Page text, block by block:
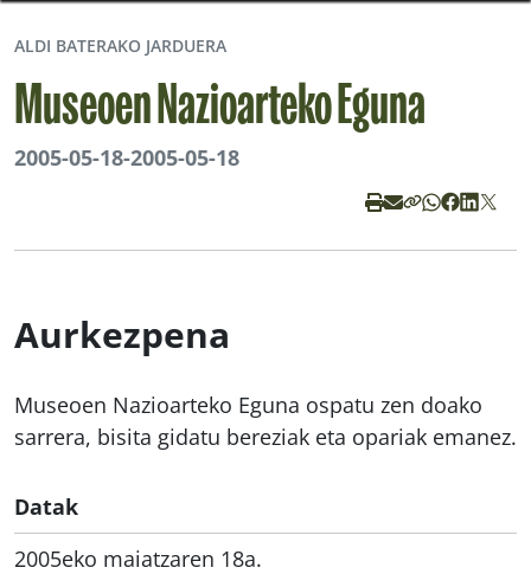
ALDI BATERAKO JARDUERA
Museoen Nazioarteko Eguna
2005-05-18-2005-05-18
Aurkezpena
Museoen Nazioarteko Eguna ospatu zen doako
sarrera, bisita gidatu bereziak eta opariak emanez.
Datak
2005eko maiatzaren 18a.